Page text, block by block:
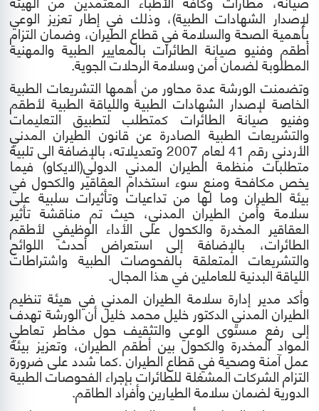
لإصدار الشهادات الطبية)، وذلك في إطار تعزيز الوعي
بأهمية الصحة والسلامة في قطاع الطيران، وضمان التزام
أطقم وفنيو صيانة الطائرات بالمعايير الطبية والمهنية
المطلوبة لضمان أمن وسلامة الرحلات الجوية.
وتضمنت الورشة عدة محاور من أهمها التشريعات الطبية
الخاصة لإصدار الشهادات الطبية واللياقة الطبية لأطقم
وفنيو صيانة الطائرات كمتطلب لتطبيق التعليمات
والتشريعات الطبية الصادرة عن قانون الطيران المدني
الأردني رقم 41 لعام 2007 وتعديلاته، بالإضافة الى تلبية
متطلبات منظمة الطيران المدني الدولي(الايكاو) فيما
يخص مكافحة ومنع سوء استخدام العقاقير والكحول في
بيئة الطيران وما لها من تداعيات وتأثيرات سلبية على
سلامة وأمن الطيران المدني، حيث تم مناقشة تأثير
العقاقير المخدرة والكحول على الأداء الوظيفي لأطقم
الطائرات، بالإضافة إلى استعراض أحدث اللوائح
والتشريعات المتعلقة بالفحوصات الطبية واشتراطات
اللياقة البدنية للعاملين في هذا المجال.
وأكد مدير إدارة سلامة الطيران المدني في هيئة تنظيم
الطيران المدني الدكتور خليلمحمد خليل أن الورشة تهدف
إلى رفع مستوى الوعي والتثقيف حول مخاطر تعاطي
المواد المخدرة والكحول بين أطقم الطيران، وتعزيز بيئة
عمل آمنة وصحية في قطاع الطيران.كما شدد على ضرورة
التزام الشركات المشغلة للطائرات بإجراء الفحوصات الطبية
الدورية لضمان سلامة الطيارين وأفراد الطاقم.